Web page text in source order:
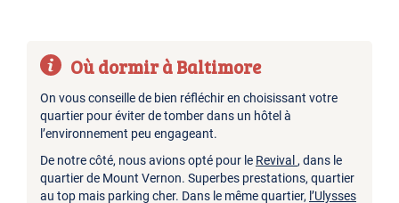
Où dormir à Baltimore
On vous conseille de bien réfléchir en choisissant votre
quartier pour éviter de tomber dans un hôtel à
l’environnement peu engageant.
De notre côté, nous avions opté pour le Revival , dans le
quartier de Mount Vernon. Superbes prestations, quartier
au top mais parking cher. Dans le même quartier, l’Ulysses